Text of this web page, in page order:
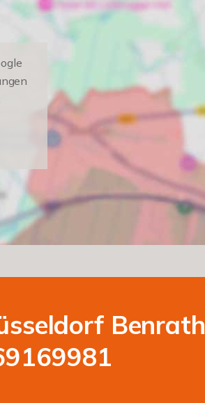
Benrath